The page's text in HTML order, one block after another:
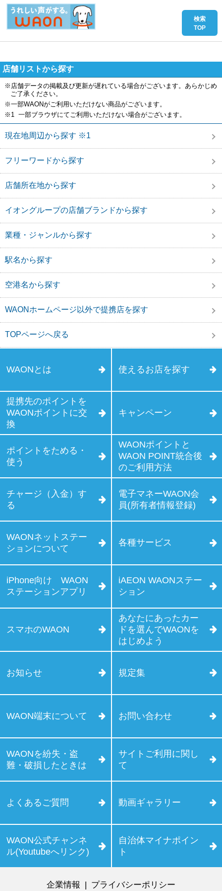
店舗リストから探す
※店舗データの掲載及び更新が遅れている場合がございます。あらかじめ
ご了承ください。
※一部WAONがご利用いただけない商品がございます。
※1 一部ブラウザにてご利用いただけない場合がございます。
現在地周辺から探す ※1
フリーワードから探す
店舗所在地から探す
イオングループの店舗ブランドから探す
業種・ジャンルから探す
駅名から探す
空港名から探す
WAONホームページ以外で提携店を探す
TOPページへ戻る